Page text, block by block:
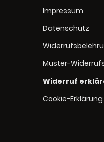
Impressum
Datenschutz
Muster-
Widerruf
Cookie-Erklärung